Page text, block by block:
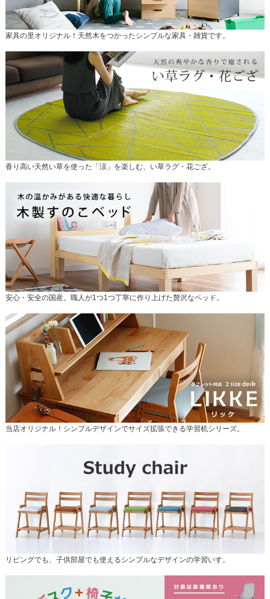
家具の里オリジナル！天然木をつかったシンプルな家具・雑貨です。
香り高い天然い草を使った「涼」を楽しむ、い草ラグ・花ござ。
安心・安全の国産。職人が1つ1つ丁寧に作り上げた贅沢なベッド。
当店オリジナル！シンプルデザインでサイズ拡張できる学習机シリーズ。
リビングでも、子供部屋でも使えるシンプルなデザインの学習いす。